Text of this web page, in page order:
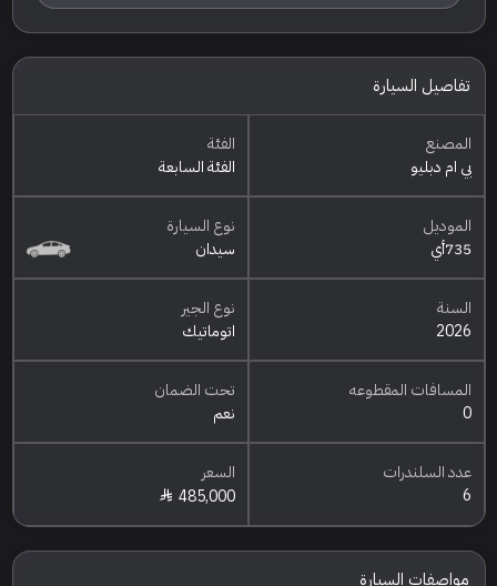
تفاصيل السيارة
المصنع
بي ام دبليو
الفئة
الفئة السابعة
الموديل
735أي
نوع السيارة
سيدان
السنة
2026
نوع الجير
اتوماتيك
المسافات المقطوعه
0
تحت الضمان
نعم
عدد السلندرات
6
السعر
485,000
مواصفات السيارة